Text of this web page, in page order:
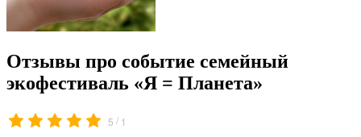
Отзывы про событие семейный
экофестиваль «Я = Планета»
5 / 1